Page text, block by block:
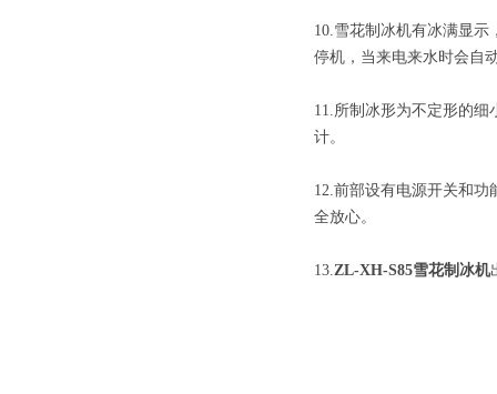
10.雪花制冰机有冰满显
停机，当来电来水时会自
11.所制冰形为不定形的
计。
12.前部设有电源开关和
全放心。
13.ZL-XH-S85雪花制冰机